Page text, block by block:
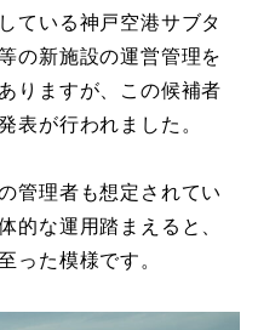
ている神戸空港サブタ
の新施設の運営管理を
りますが、この候補者
表が行われました。
管理者も想定されてい
的な運用踏まえると、
った模様です。